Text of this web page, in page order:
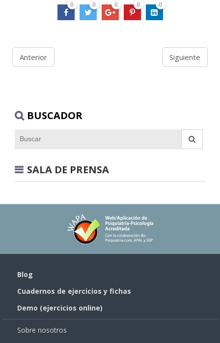
0 0 0 0 0
Anterior Siguiente
BUSCADOR
SALA DE PRENSA
Blog
Cuadernos de ejercicios y fichas
Demo (ejercicios online)
Sobre nosotros